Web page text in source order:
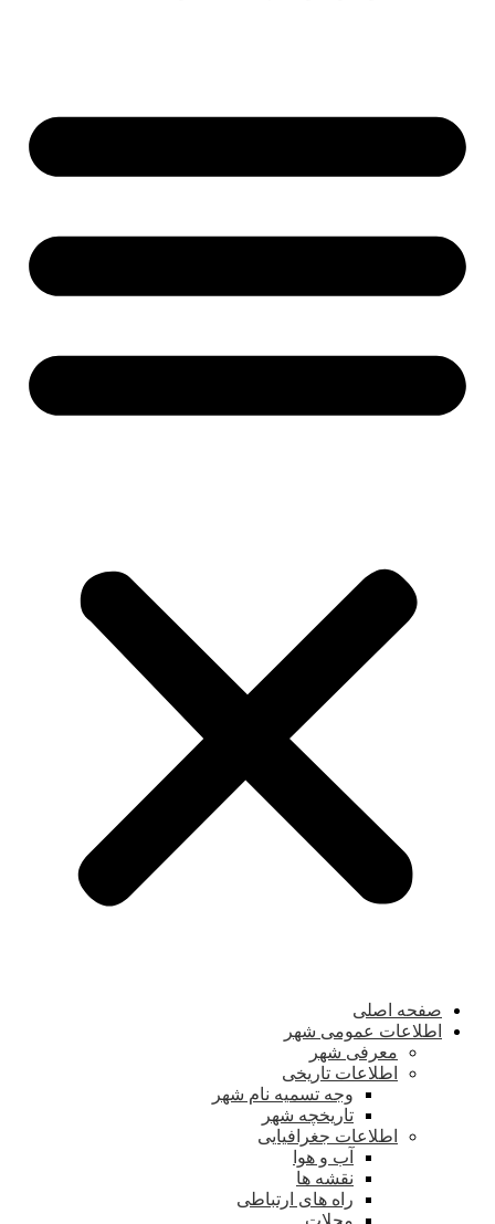
صفحه اصلی
اطلاعات عمومی شهر
معرفی شهر
اطلاعات تاریخی
وجه تسمیه نام شهر
تاریخچه شهر
اطلاعات جغرافیایی
آب و هوا
نقشه ها
راه های ارتباطی
محلات